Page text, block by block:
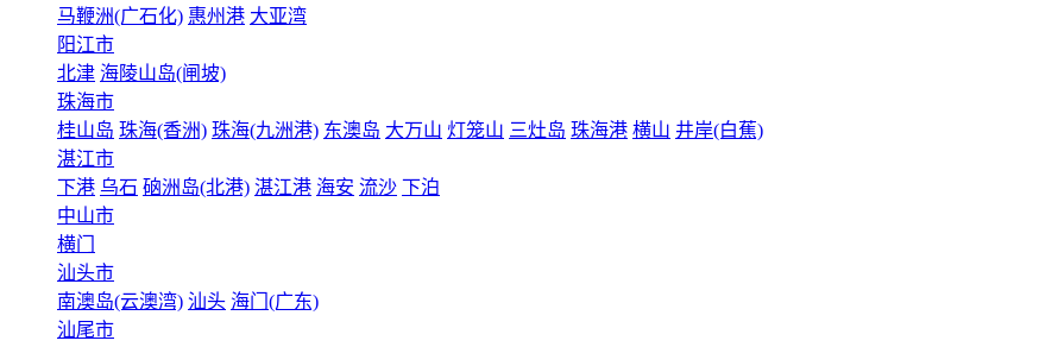
马鞭洲(广石化) 惠州港 大亚湾
阳江市
北津 海陵山岛(闸坡)
珠海市
桂山岛 珠海(香洲) 珠海(九洲港) 东澳岛 大万山 灯笼山 三灶岛 珠海港 横山 井岸(白蕉)
湛江市
下港 乌石 硇洲岛(北港) 湛江港 海安 流沙 下泊
中山市
横门
汕头市
南澳岛(云澳湾) 汕头 海门(广东)
汕尾市